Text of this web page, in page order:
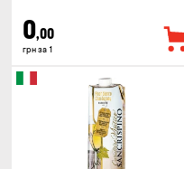
0,00
грн за 1